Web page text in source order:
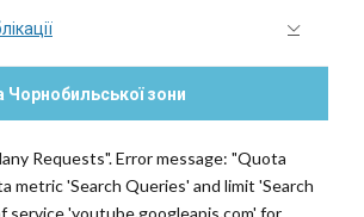
Чорнобильської зони
Requests". Error message: "Quota
metric 'Search Queries' and limit 'Search
service 'youtube.googleapis.com' for